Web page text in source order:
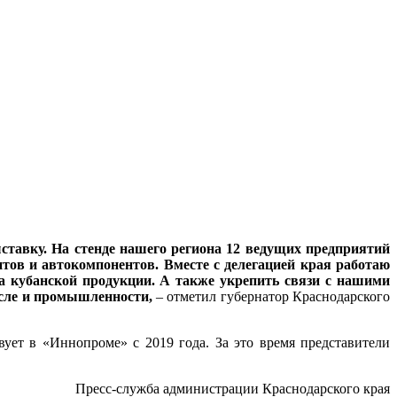
На стенде нашего региона 12 ведущих предприятий
и автокомпонентов. Вместе с делегацией края работаю
продукции. А также укрепить связи с нашими
и промышленности,– отметил губернатор Краснодарского
в «Иннопроме» с 2019 года. За это время представители
Пресс-служба администрации Краснодарского края